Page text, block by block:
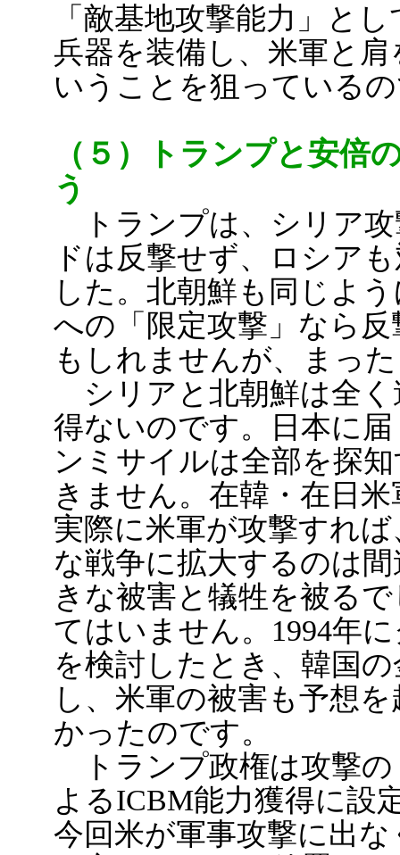
「敵基地攻撃能力」と
兵器を装備し、米軍と
いうことを狙っている
（５）トランプと安倍
う
トランプは、シリア攻
ドは反撃せず、ロシア
した。北朝鮮も同じよ
への「限定攻撃」なら
もしれませんが、まっ
シリアと北朝鮮は全く
得ないのです。日本に
ンミサイルは全部を探
きません。在韓・在日
実際に米軍が攻撃すれ
な戦争に拡大するのは
きな被害と犠牲を被る
てはいません。1994年
を検討したとき、韓国
し、米軍の被害も予想
かったのです。
トランプ政権は攻撃の
よるICBM能力獲得に設
今回米が軍事攻撃に出